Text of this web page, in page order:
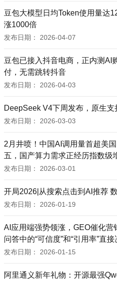
豆包大模型日均Token使用量达
涨1000倍
发布日期： 2026-04-07
豆包已接入抖音电商，正内测AI
付，无需跳转抖音
发布日期： 2026-04-03
DeepSeek V4下周发布，原生
发布日期： 2026-03-03
2月井喷！中国AI调用量首超美
五，国产算力需求正经历指数级
发布日期： 2026-03-01
开局2026|从搜索点击到AI推荐
发布日期： 2026-01-19
AI应用端强势领涨，GEO催化营
问答中的“可信度”和“引用率”直
发布日期： 2026-01-15
阿里通义新年礼物：开源最强